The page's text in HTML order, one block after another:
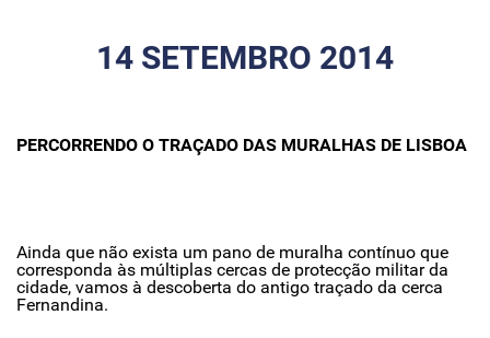
14 SETEMBRO 2014
PERCORRENDO O TRAÇADO DAS MURALHAS DE LISBOA
Ainda que não exista um pano de muralha contínuo que
corresponda às múltiplas cercas de protecção militar da
cidade, vamos à descoberta do antigo traçado da cerca
Fernandina.